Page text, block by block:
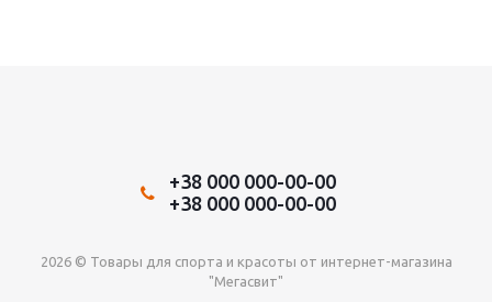
+38 000 000-00-00
+38 000 000-00-00
2026 © Товары для спорта и красоты от интернет-магазина
"Мегасвит"